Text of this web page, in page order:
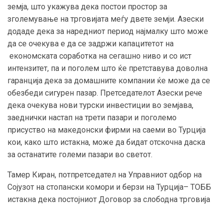
земја, што укажува дека постои простор за
зголемување на трговијата меѓу двете земји. Азески
додаде дека за наредниот период најмалку што може
да се очекува е да се задржи капацитетот на
економската соработка на сегашно ниво и со ист
интензитет, па и поголем што ќе претставува доволна
гаранција дека за домашните компании ќе може да се
обезбеди сигурен пазар. Претседателот Азески рече
дека очекува нови турски инвестиции во земјава,
заеднички настап на трети пазари и поголемо
присуство на македонски фирми на саеми во Турција
кои, како што истакна, може да бидат отскочна даска
за останатите големи пазари во светот.
Тамер Киран, потпретседател на Управниот одбор на
Сојузот на стопански комори и берзи на Турција– ТОББ
истакна дека постојниот Договор за слободна трговија